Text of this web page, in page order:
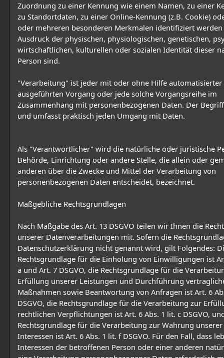
Zuordnung zu einer Kennung wie einem Namen, zu einer
zu Standortdaten, zu einer Online-Kennung (z.B. Cookie)
oder mehreren besonderen Merkmalen identifiziert
Ausdruck der physischen, physiologischen, genetischen,
wirtschaftlichen, kulturellen oder sozialen Identität dieser
Person sind.
"Verarbeitung" ist jeder mit oder ohne Hilfe automatisierter
ausgeführten Vorgang oder jede solche Vorgangsreihe im
Zusammenhang mit personenbezogenen Daten. Der
und umfasst praktisch jeden Umgang mit Daten.
Als "Verantwortlicher" wird die natürliche oder juristische
Behörde, Einrichtung oder andere Stelle, die allein oder
anderen über die Zwecke und Mittel der Verarbeitung von
personenbezogenen Daten entscheidet, bezeichnet.
Maßgebliche Rechtsgrundlagen
Nach Maßgabe des Art. 13 DSGVO teilen wir Ihnen die
unserer Datenverarbeitungen mit. Sofern die
Datenschutzerklärung nicht genannt wird, gilt Folgendes:
Rechtsgrundlage für die Einholung von Einwilligungen ist
a und Art. 7 DSGVO, die Rechtsgrundlage für die
Erfüllung unserer Leistungen und Durchführung
Maßnahmen sowie Beantwortung von Anfragen ist Art. 6
DSGVO, die Rechtsgrundlage für die Verarbeitung zur
rechtlichen Verpflichtungen ist Art. 6 Abs. 1 lit. c DSGVO,
Rechtsgrundlage für die Verarbeitung zur Wahrung
Interessen ist Art. 6 Abs. 1 lit. f DSGVO. Für den Fall, dass
Interessen der betroffenen Person oder einer anderen